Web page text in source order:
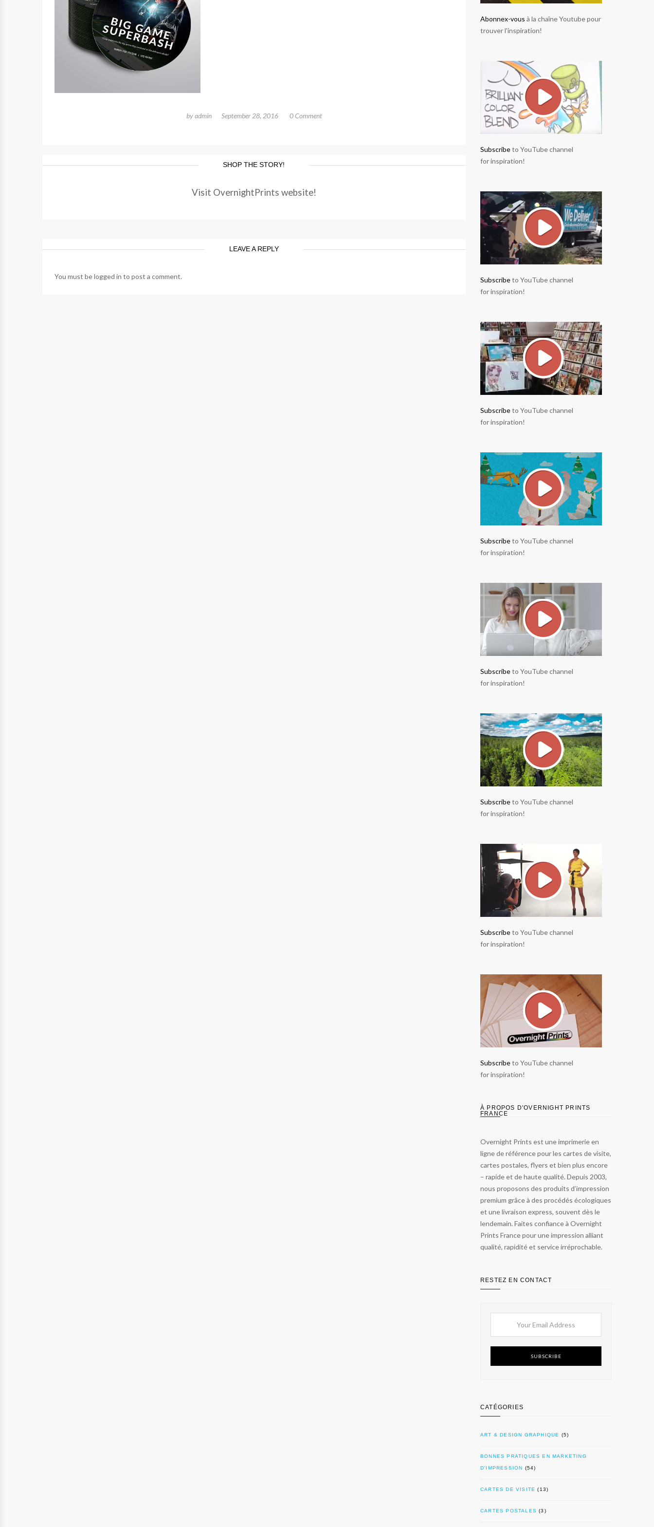
byadmin September 28, 2016 0 Comment
SHOP THE STORY!
Visit OvernightPrints website!
LEAVE A REPLY
You must belogged in to post a comment.
Abonnex-vous à la chaîne Youtube pour
trouver l'inspiration!
Subscribeto YouTube channel
for inspiration!
Subscribeto YouTube channel
for inspiration!
Subscribeto YouTube channel
for inspiration!
Subscribeto YouTube channel
for inspiration!
Subscribeto YouTube channel
for inspiration!
Subscribeto YouTube channel
for inspiration!
Subscribeto YouTube channel
for inspiration!
Subscribeto YouTube channel
for inspiration!
À PROPOS D'OVERNIGHT PRINTS
FRANCE
Overnight Prints est une imprimerie en
ligne de référence pour les cartes de visite,
cartes postales, flyers et bien plus encore
– rapide et de haute qualité. Depuis 2003,
nous proposons des produits d’impression
premium grâce à des procédés écologiques
et une livraison express, souvent dès le
lendemain. Faites confiance à Overnight
Prints France pour une impression alliant
qualité, rapidité et service irréprochable.
RESTEZ EN CONTACT
SUBSCRIBE
CATÉGORIES
ART & DESIGN GRAPHIQUE (5)
BONNES PRATIQUES EN MARKETING
D’IMPRESSION (54)
CARTES DE VISITE (13)
CARTES POSTALES (3)